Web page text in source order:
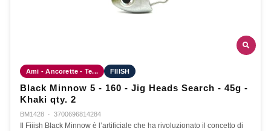
Ami - Ancorette - Te... FIIISH
Black Minnow 5 - 160 - Jig Heads Search - 45g -
Khaki qty. 2
BM1428 · 3700696814284
Il Fiiish Black Minnow è l’artificiale che ha rivoluzionato il concetto di